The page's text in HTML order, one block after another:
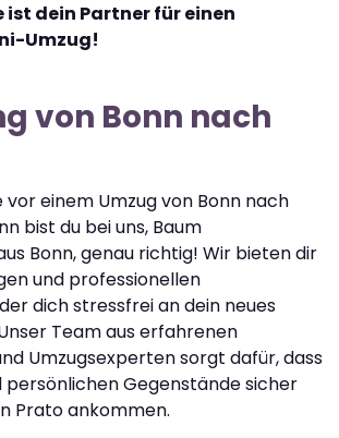
ist dein Partner für einen
Umzug!
von Bonn nach
einem Umzug von Bonn nach
bist du bei uns, Baum
Bonn, genau richtig! Wir bieten dir
und professionellen
dich stressfrei an dein neues
Team aus erfahrenen
Umzugsexperten sorgt dafür, dass
persönlichen Gegenstände sicher
Prato ankommen.